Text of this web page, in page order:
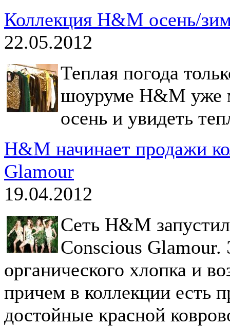
Коллекция H&M осень/
22.05.2012
Теплая погода
шоуруме H&M уже
осень и увидеть
H&M начинает продажи
Glamour
19.04.2012
Сеть H&M
Conscious Glamour.
органического хлопка и
причем в коллекции есть
достойные красной